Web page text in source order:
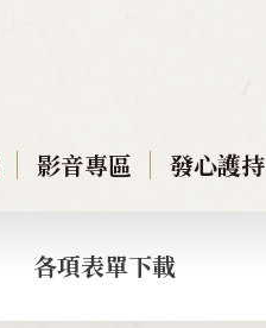
各項表單下載
影音專區 發心護持